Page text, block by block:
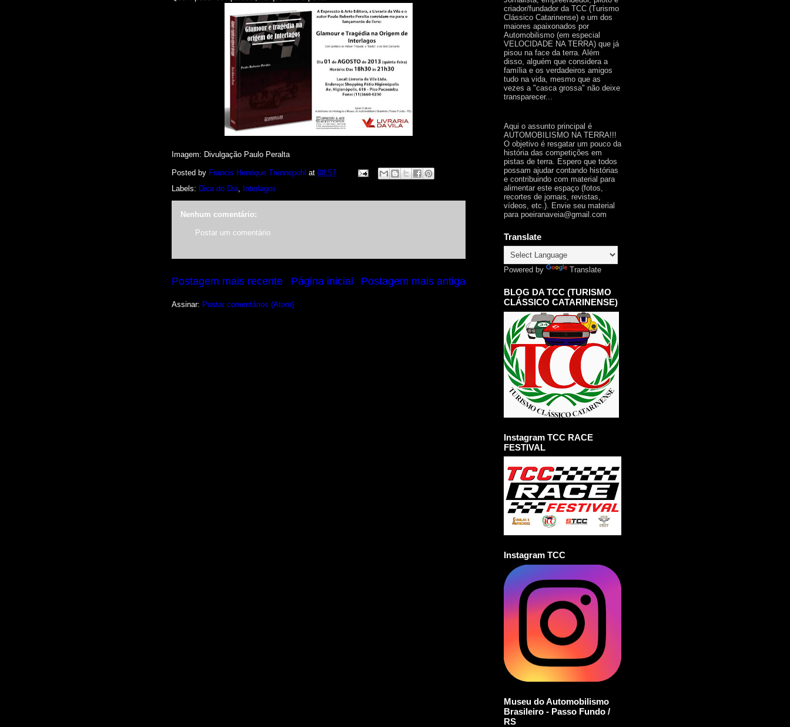
Imagem: Divulgação Paulo Peralta
Posted by Francis Henrique Trennepohl at 08:57
Labels: Dica do Dia, Interlagos
Nenhum comentário:
Postar um comentário
Postagem mais recente Postagem mais antiga
Página inicial
Assinar: Postar comentários (Atom)
criador/fundador da TCC (Turismo
Clássico Catarinense) e um dos
maiores apaixonados por
Automobilismo (em especial
VELOCIDADE NA TERRA) que já
pisou na face da terra. Além
disso, alguém que considera a
família e os verdadeiros amigos
tudo na vida, mesmo que as
vezes a "casca grossa" não deixe
transparecer...
Aqui o assunto principal é
AUTOMOBILISMO NA TERRA!!!
O objetivo é resgatar um pouco da
história das competições em
pistas de terra. Espero que todos
possam ajudar contando histórias
e contribuindo com material para
alimentar este espaço (fotos,
recortes de jornais, revistas,
vídeos, etc.). Envie seu material
para poeiranaveia@gmail.com
Translate
Powered by Translate
BLOG DA TCC (TURISMO
CLÁSSICO CATARINENSE)
Instagram TCC RACE
FESTIVAL
Instagram TCC
Museu do Automobilismo
Brasileiro - Passo Fundo /
RS